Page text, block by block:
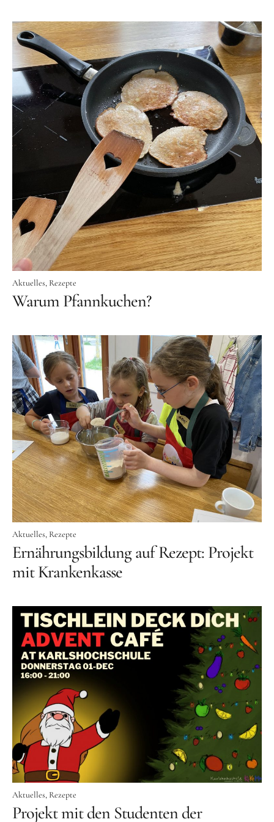
Kontakt
Linktree
Newsletter
InstagramYouTube
Cookie-
Richtlinie
(EU)
Aktuelles Rezepte
Warum Pfannkuchen?
Aktuelles Rezepte
Ernährungsbildung auf Rezept: Projekt
mit Krankenkasse
Aktuelles Rezepte
Projekt mit den Studenten der